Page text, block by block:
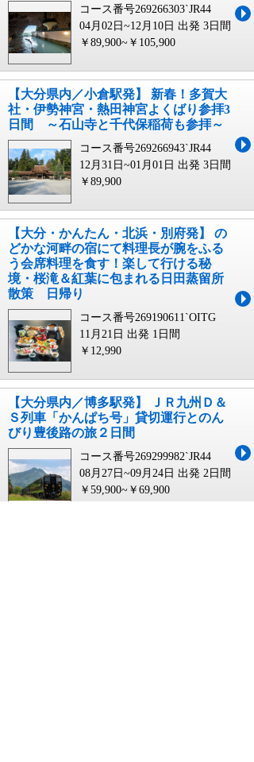
コース番号269266303`JR44
04月02日~12月10日 出発 3日間
￥89,900~￥105,900
【大分県内／小倉駅発】 新春！多賀大
社・伊勢神宮・熱田神宮よくばり参拝3
日間 ～石山寺と千代保稲荷も参拝～
コース番号269266943`JR44
12月31日~01月01日 出発 3日間
￥89,900
【大分・かんたん・北浜・別府発】 の
どかな河畔の宿にて料理長が腕をふる
う会席料理を食す！楽して行ける秘
境・桜滝＆紅葉に包まれる日田蒸留所
散策 日帰り
コース番号269190611`OITG
11月21日 出発 1日間
￥12,990
【大分県内／博多駅発】 ＪＲ九州Ｄ＆
Ｓ列車「かんぱち号」貸切運行とのん
びり豊後路の旅２日間
コース番号269299982`JR44
08月27日~09月24日 出発 2日間
￥59,900~￥69,900